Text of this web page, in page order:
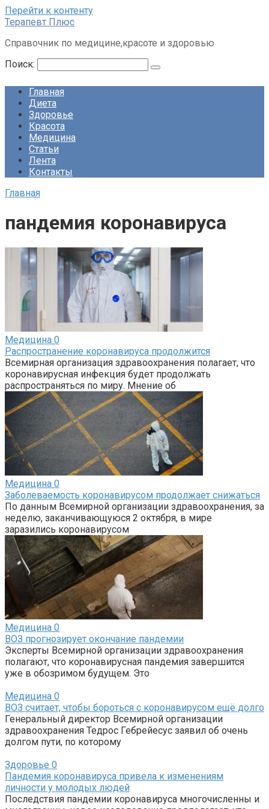
Перейти к контенту
Терапевт Плюс
Справочник по медицине,красоте и здоровью
Поиск:
Главная
Диета
Здоровье
Красота
Медицина
Статьи
Лента
Контакты
Главная
пандемия коронавируса
Медицина 0
Распространение коронавируса продолжится
Всемирная организация здравоохранения полагает, что
коронавирусная инфекция будет продолжать
распространяться по миру. Мнение об
Медицина 0
Заболеваемость коронавирусом продолжает снижаться
По данным Всемирной организации здравоохранения, за
неделю, заканчивающуюся 2 октября, в мире
заразились коронавирусом
Медицина 0
ВОЗ прогнозирует окончание пандемии
Эксперты Всемирной организации здравоохранения
полагают, что коронавирусная пандемия завершится
уже в обозримом будущем. Это
Медицина 0
ВОЗ считает, чтобы бороться с коронавирусом ещё долго
Генеральный директор Всемирной организации
здравоохранения Тедрос Гебрейесус заявил об очень
долгом пути, по которому
Здоровье 0
Пандемия коронавируса привела к изменениям
личности у молодых людей
Последствия пандемии коронавируса многочисленны и